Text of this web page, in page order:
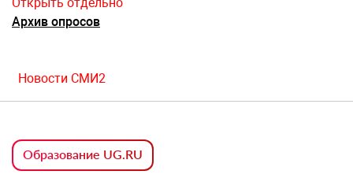
Архив опросов
Новости СМИ2
Образование UG.RU